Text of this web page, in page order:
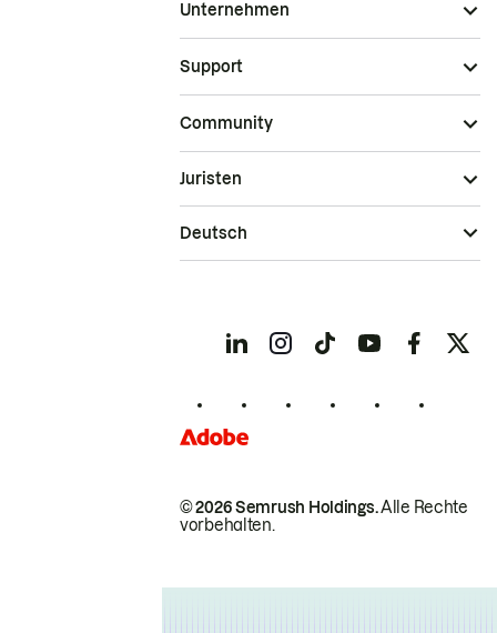
Unternehmen
Support
Community
© 2026 Semrush Holdings.Alle Rechte
vorbehalten.
Juristen
Deutsch